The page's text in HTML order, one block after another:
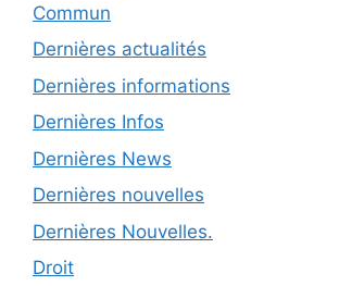
Commun
Dernières actualités
Dernières informations
Dernières Infos
Dernières News
Dernières nouvelles
Dernières Nouvelles.
Droit